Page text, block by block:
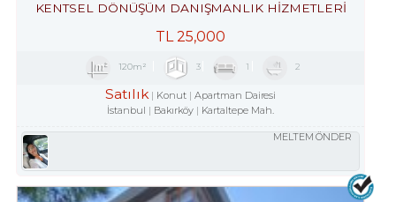
KENTSEL DÖNÜŞÜM DANIŞMANLIK HİZMETLERİ
TL 25,000
120m² 3 1 2
Satılık Konut
Apartman Dairesi
İstanbul
Bakırköy Kartaltepe Mah.
MELTEM ÖNDER